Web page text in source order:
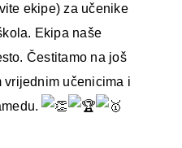
ekipe) za učenike
Ekipa naše
Čestitamo na još
vrijednim učenicima i